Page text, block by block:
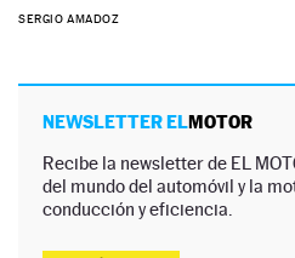
SERGIO AMADOZ
NEWSLETTER ELMOTOR
Recibe la newsletter de EL
del mundo del automóvil y la
conducción y eficiencia.